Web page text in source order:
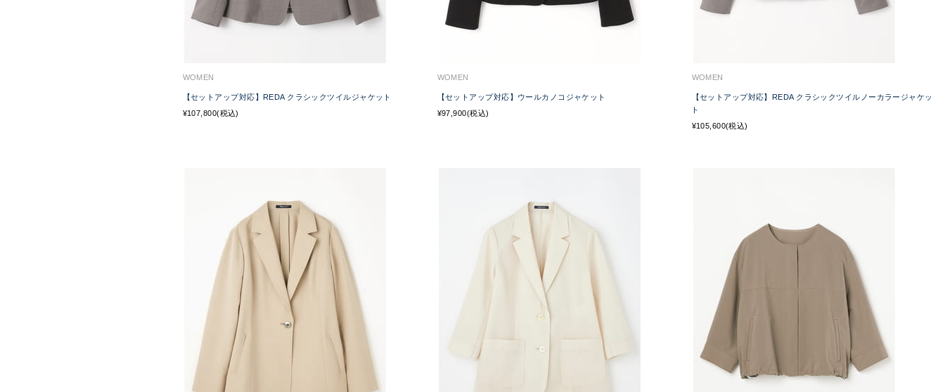
WOMEN
【セットアップ対応】REDA クラシックツイルジャケット
¥107,800(税込)
WOMEN
【セットアップ対応】ウールカノコジャケット
¥97,900(税込)
WOMEN
【セットアップ対応】REDA クラシックツイルノーカラージャケッ
ト
¥105,600(税込)